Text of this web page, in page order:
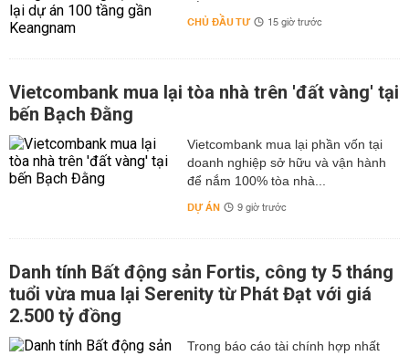
CHỦ ĐẦU TƯ 15 giờ trước
Vietcombank mua lại tòa nhà trên 'đất vàng' tại
bến Bạch Đằng
Vietcombank mua lại phần vốn tại
doanh nghiệp sở hữu và vận hành
để nắm 100% tòa nhà...
DỰ ÁN 9 giờ trước
Danh tính Bất động sản Fortis, công ty 5 tháng
tuổi vừa mua lại Serenity từ Phát Đạt với giá
2.500 tỷ đồng
Trong báo cáo tài chính hợp nhất